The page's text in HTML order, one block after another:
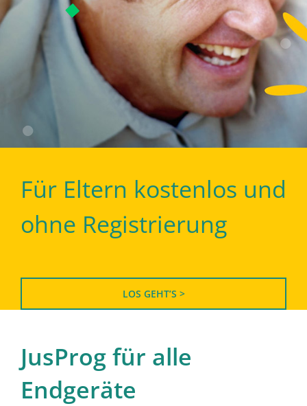
Für Eltern kostenlos und
ohne Registrierung
LOS GEHT’S >
JusProg für alle
Endgeräte